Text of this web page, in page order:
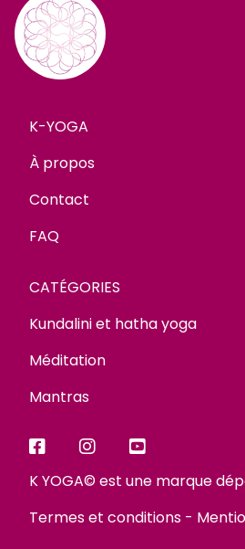
K-YOGA
À propos
Contact
FAQ
CATÉGORIES
Kundalini et hatha yoga
Méditation
Mantras
K YOGA© est une marque
Termes et conditions -